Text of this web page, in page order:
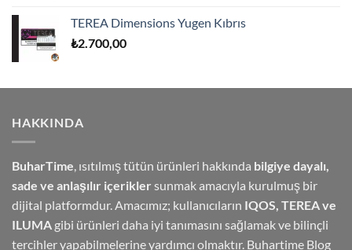
TEREA Dimensions Yugen Kıbrıs
₺2.700,00
HAKKINDA
BuharTime, ısıtılmış tütün ürünleri hakkında bilgiye dayalı,
sade ve anlaşılır içerikler sunmak amacıyla kurulmuş bir
dijital platformdur. Amacımız; kullanıcıların IQOS, TEREA ve
ILUMA gibi ürünleri daha iyi tanımasını sağlamak ve bilinçli
tercihler yapabilmelerine yardımcı olmaktır. Buhartime Blog